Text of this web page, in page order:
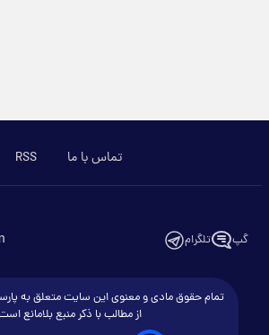
تماس با ما RSS
گپ تلگرام
تمام حقوق مادی و معنوی این سایت متعلق به
از مطالب با ذکر منبع بلامانع